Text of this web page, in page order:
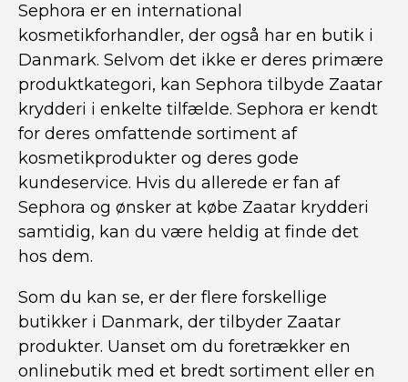
Sephora er en international
kosmetikforhandler, der også har en butik i
Danmark. Selvom det ikke er deres primære
produktkategori, kan Sephora tilbyde Zaatar
krydderi i enkelte tilfælde. Sephora er kendt
for deres omfattende sortiment af
kosmetikprodukter og deres gode
kundeservice. Hvis du allerede er fan af
Sephora og ønsker at købe Zaatar krydderi
samtidig, kan du være heldig at finde det
hos dem.
Som du kan se, er der flere forskellige
butikker i Danmark, der tilbyder Zaatar
produkter. Uanset om du foretrækker en
onlinebutik med et bredt sortiment eller en